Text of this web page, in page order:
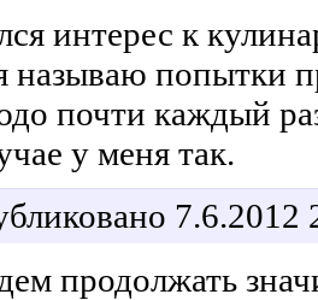
интерес к
называю попытки
почти каждый
у меня так.
7.6.2012
продолжать